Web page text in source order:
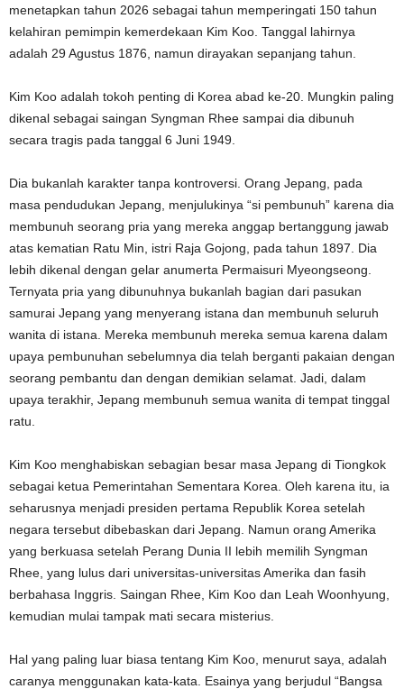
menetapkan tahun 2026 sebagai tahun memperingati 150 tahun
kelahiran pemimpin kemerdekaan Kim Koo. Tanggal lahirnya
adalah 29 Agustus 1876, namun dirayakan sepanjang tahun.
Kim Koo adalah tokoh penting di Korea abad ke-20. Mungkin paling
dikenal sebagai saingan Syngman Rhee sampai dia dibunuh
secara tragis pada tanggal 6 Juni 1949.
Dia bukanlah karakter tanpa kontroversi. Orang Jepang, pada
masa pendudukan Jepang, menjulukinya “si pembunuh” karena dia
membunuh seorang pria yang mereka anggap bertanggung jawab
atas kematian Ratu Min, istri Raja Gojong, pada tahun 1897. Dia
lebih dikenal dengan gelar anumerta Permaisuri Myeongseong.
Ternyata pria yang dibunuhnya bukanlah bagian dari pasukan
samurai Jepang yang menyerang istana dan membunuh seluruh
wanita di istana. Mereka membunuh mereka semua karena dalam
upaya pembunuhan sebelumnya dia telah berganti pakaian dengan
seorang pembantu dan dengan demikian selamat. Jadi, dalam
upaya terakhir, Jepang membunuh semua wanita di tempat tinggal
ratu.
Kim Koo menghabiskan sebagian besar masa Jepang di Tiongkok
sebagai ketua Pemerintahan Sementara Korea. Oleh karena itu, ia
seharusnya menjadi presiden pertama Republik Korea setelah
negara tersebut dibebaskan dari Jepang. Namun orang Amerika
yang berkuasa setelah Perang Dunia II lebih memilih Syngman
Rhee, yang lulus dari universitas-universitas Amerika dan fasih
berbahasa Inggris. Saingan Rhee, Kim Koo dan Leah Woonhyung,
kemudian mulai tampak mati secara misterius.
Hal yang paling luar biasa tentang Kim Koo, menurut saya, adalah
caranya menggunakan kata-kata. Esainya yang berjudul “Bangsa